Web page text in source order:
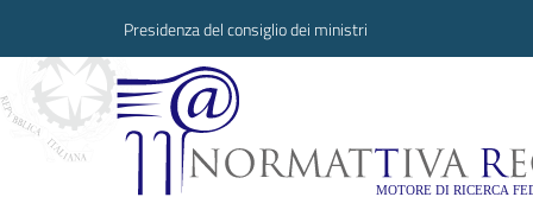
Presidenza del consiglio dei ministri